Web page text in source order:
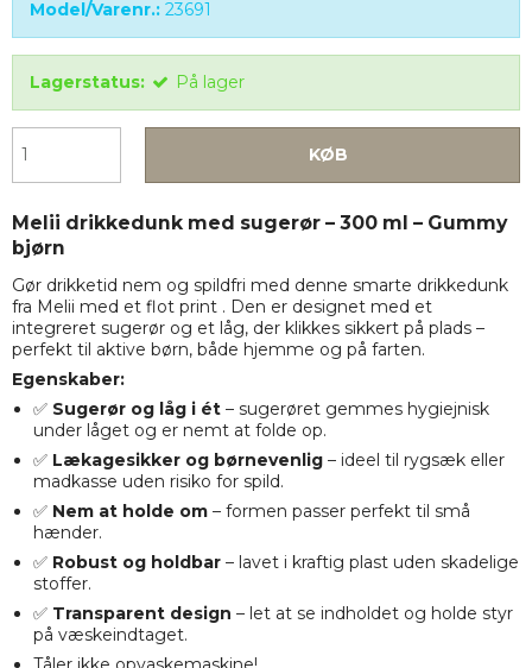
Model/Varenr.: 23691
Lagerstatus: På lager
KØB
Melii drikkedunk med sugerør – 300 ml – Gummy
bjørn
Gør drikketid nem og spildfri med denne smarte drikkedunk
fra Melii med et flot print . Den er designet med et
integreret sugerør og et låg, der klikkes sikkert på plads –
perfekt til aktive børn, både hjemme og på farten.
Egenskaber:
✅ Sugerør og låg i ét– sugerøret gemmes hygiejnisk
under låget og er nemt at folde op.
✅ Lækagesikker og børnevenlig– ideel til rygsæk eller
madkasse uden risiko for spild.
✅ Nem at holde om– formen passer perfekt til små
hænder.
✅ Robust og holdbar– lavet i kraftig plast uden skadelige
stoffer.
✅ Transparent design – let at se indholdet og holde styr
på væskeindtaget.